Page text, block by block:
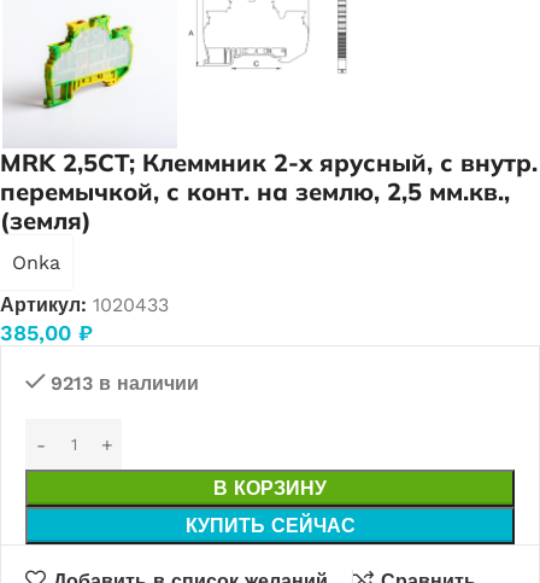
MRK 2,5CT; Клеммник 2-х ярусный, с внутр.
перемычкой, с конт. на землю, 2,5 мм.кв.,
(земля)
Onka
Артикул: 1020433
385,00 ₽
9213 в наличии
В КОРЗИНУ
КУПИТЬ СЕЙЧАС